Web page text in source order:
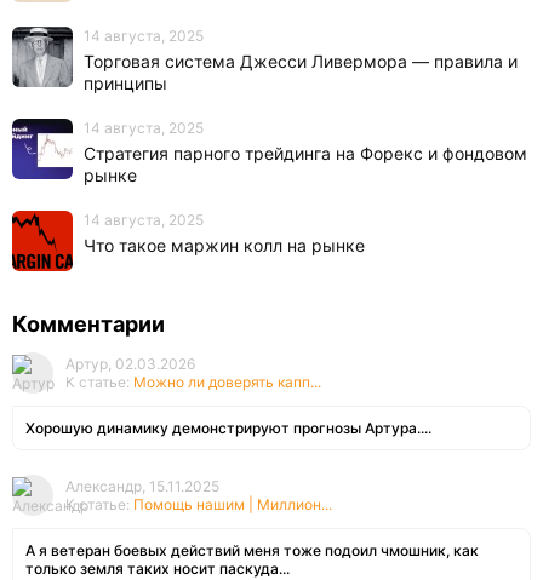
14 августа, 2025
Торговая система Джесси Ливермора — правила и
принципы
14 августа, 2025
Стратегия парного трейдинга на Форекс и фондовом
рынке
14 августа, 2025
Что такое маржин колл на рынке
Комментарии
Артур, 02.03.2026
К статье: Можно ли доверять капп...
Хорошую динамику демонстрируют прогнозы Артура....
Александр, 15.11.2025
К статье: Помощь нашим | Миллион...
А я ветеран боевых действий меня тоже подоил чмошник, как
только земля таких носит паскуда...